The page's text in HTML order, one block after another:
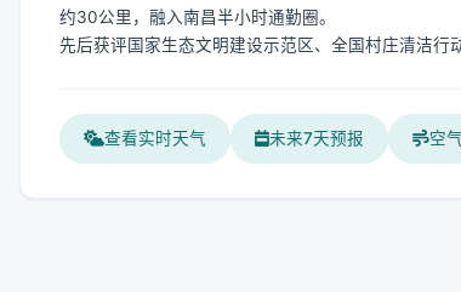
约30公里，融入南昌半小时通勤圈。
先后获评国家生态文明建设示范区、全国村庄清洁行
查看实时天气 未来7天预报 空